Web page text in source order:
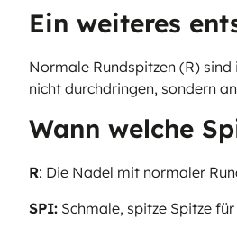
Ein weiteres
Normale Rundspitzen (R)
nicht durchdringen, sondern
Wann welche
R: Die Nadel mit normaler
SPI: Schmale, spitze Spitze